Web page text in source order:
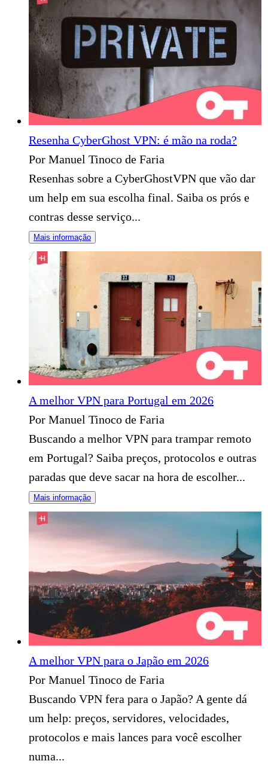
Resenha CyberGhost VPN: é mão na roda?
Por Manuel Tinoco de Faria
Resenhas sobre a CyberGhostVPN que vão dar
um help em sua escolha final. Saiba os prós e
contras desse serviço...
Mais informação
A melhor VPN para Portugal em 2026
Por Manuel Tinoco de Faria
Buscando a melhor VPN para trampar remoto
em Portugal? Saiba preços, protocolos e outras
paradas que deve sacar na hora de escolher...
Mais informação
A melhor VPN para o Japão em 2026
Por Manuel Tinoco de Faria
Buscando VPN fera para o Japão? A gente dá
um help: preços, servidores, velocidades,
protocolos e mais lances para você escolher
numa...